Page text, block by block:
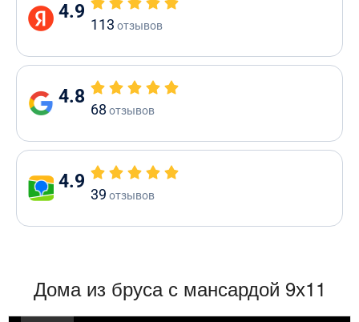
4.9
113 отзывов
4.8
68 отзывов
4.9
39 отзывов
Дома из бруса с мансардой 9х11